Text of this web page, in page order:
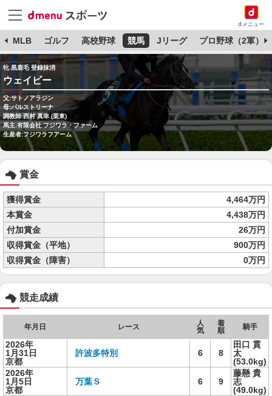
dメニュー
MLB ゴルフ 高校野球 競馬 Jリーグ プロ野球（2軍）
牝 黒鹿毛 登録抹消
ウェイビー
父:サトノアラジン
母:パルストリーナ
調教師:西村 真幸 (栗東)
馬主:有限会社 フジワラ・ファーム
生産者:フジワラフアーム
賞金
獲得賞金
4,464万円
本賞金
4,438万円
付加賞金
26万円
収得賞金（平地）
900万円
収得賞金（障害）
0万円
競走成績
年月日 レース
人
気
着
順
騎手
2026年
1月31日
京都
許波多特別 6 8
田口 貫
太
(53.0kg)
2026年
1月5日
京都
万葉Ｓ 6 9
藤懸 貴
志
(49.0kg)